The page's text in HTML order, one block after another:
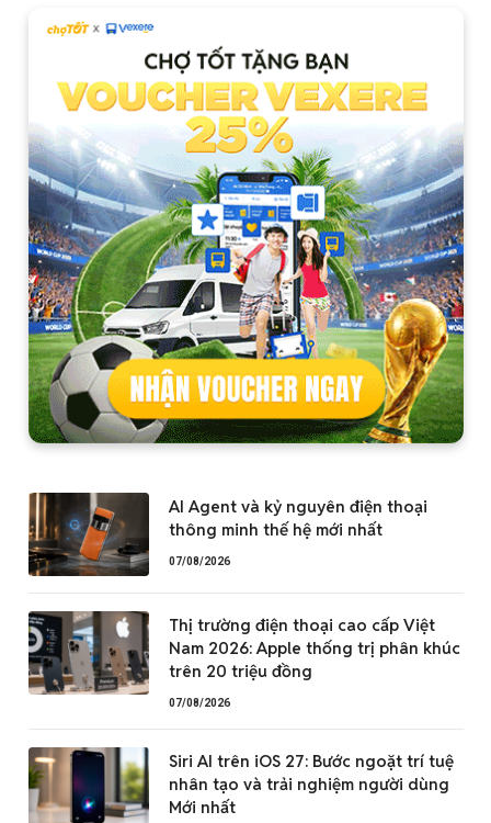
AI Agent và kỷ nguyên điện thoại
thông minh thế hệ mới nhất
07/08/2026
Thị trường điện thoại cao cấp Việt
Nam 2026: Apple thống trị phân khúc
trên 20 triệu đồng
07/08/2026
Siri AI trên iOS 27: Bước ngoặt trí tuệ
nhân tạo và trải nghiệm người dùng
Mới nhất